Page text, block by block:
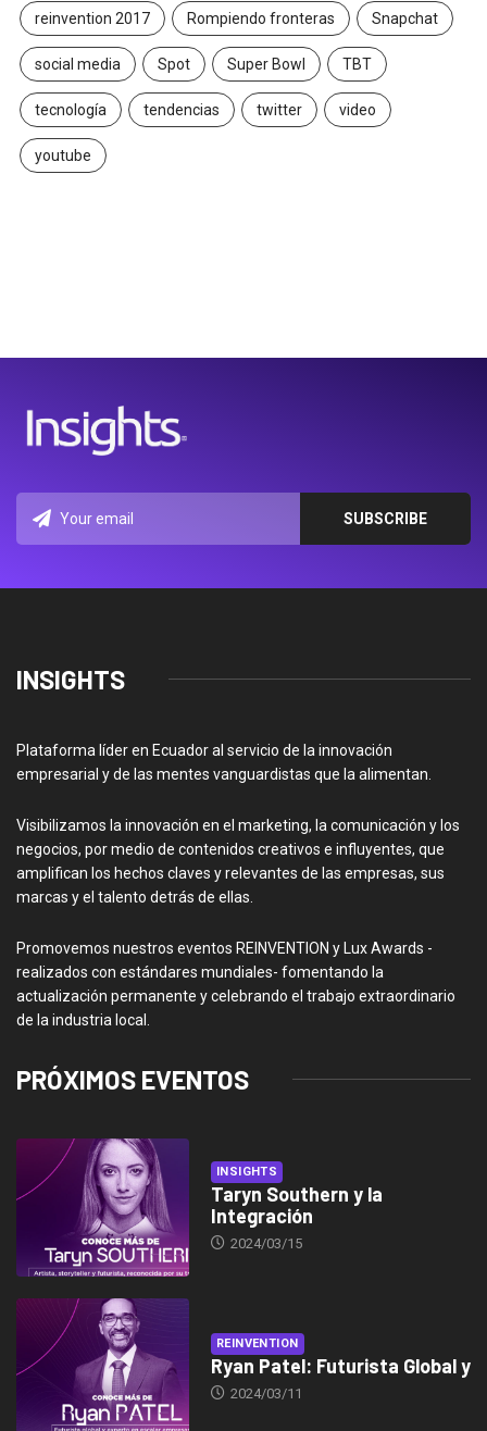
reinvention 2017 Rompiendo fronteras Snapchat
social media Spot Super Bowl TBT
tecnología tendencias twitter video
youtube
INSIGHTS
Plataforma líder en Ecuador al servicio de la innovación
empresarial y de las mentes vanguardistas que la alimentan.
Visibilizamos la innovación en el marketing, la comunicación y los
negocios, por medio de contenidos creativos e influyentes, que
amplifican los hechos claves y relevantes de las empresas, sus
marcas y el talento detrás de ellas.
Promovemos nuestros eventos REINVENTION y Lux Awards -
realizados con estándares mundiales- fomentando la
actualización permanente y celebrando el trabajo extraordinario
de la industria local.
PRÓXIMOS EVENTOS
INSIGHTS
Taryn Southern y la
Integración
2024/03/15
REINVENTION
Ryan Patel: Futurista Global y
2024/03/11